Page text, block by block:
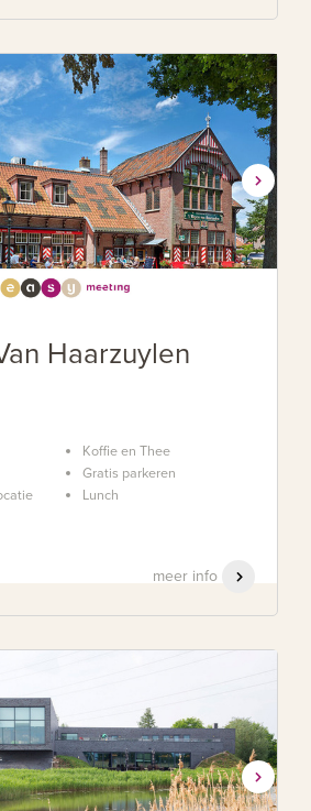
Haarzuylen
Koffie en Thee
Gratis parkeren
Lunch
meer info